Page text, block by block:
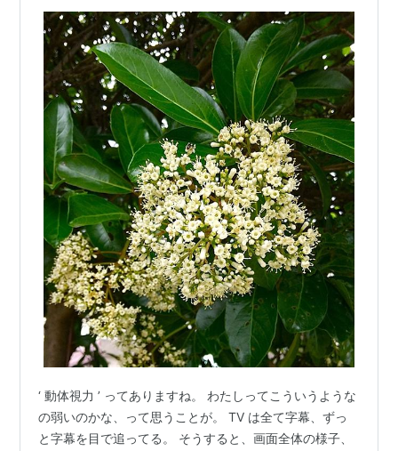
‘ 動体視力 ’ ってありますね。 わたしってこういうような
の弱いのかな、って思うことが。 TV は全て字幕、ずっ
と字幕を目で追ってる。 そうすると、画面全体の様子、